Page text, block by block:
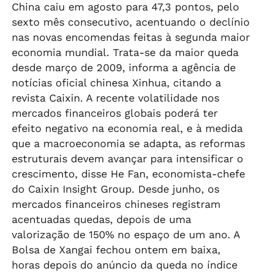
China caiu em agosto para 47,3 pontos, pelo
sexto mês consecutivo, acentuando o declínio
nas novas encomendas feitas à segunda maior
economia mundial. Trata-se da maior queda
desde março de 2009, informa a agência de
notícias oficial chinesa Xinhua, citando a
revista Caixin. A recente volatilidade nos
mercados financeiros globais poderá ter
efeito negativo na economia real, e à medida
que a macroeconomia se adapta, as reformas
estruturais devem avançar para intensificar o
crescimento, disse He Fan, economista-chefe
do Caixin Insight Group. Desde junho, os
mercados financeiros chineses registram
acentuadas quedas, depois de uma
valorização de 150% no espaço de um ano. A
Bolsa de Xangai fechou ontem em baixa,
horas depois do anúncio da queda no índice